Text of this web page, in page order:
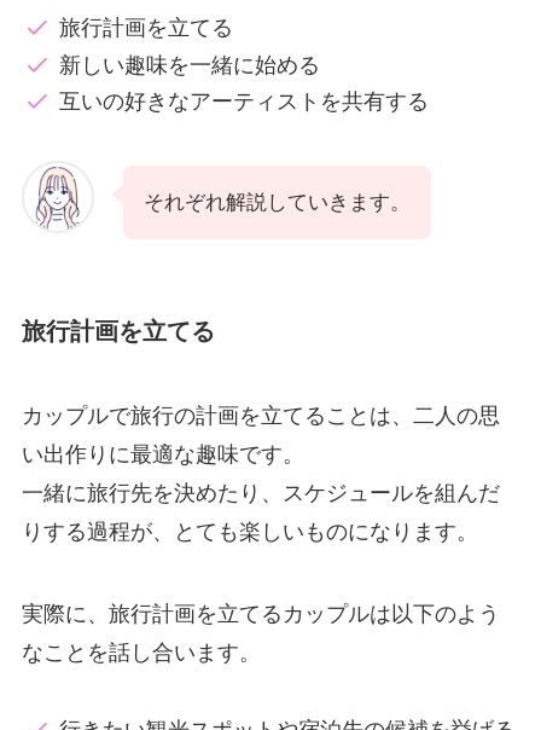
旅行計画を立てる
新しい趣味を一緒に始める
互いの好きなアーティストを共有する
それぞれ解説していきます。
旅行計画を立てる
カップルで旅行の計画を立てることは、二人の思
い出作りに最適な趣味です。
一緒に旅行先を決めたり、スケジュールを組んだ
りする過程が、とても楽しいものになります。
実際に、旅行計画を立てるカップルは以下のよう
なことを話し合います。